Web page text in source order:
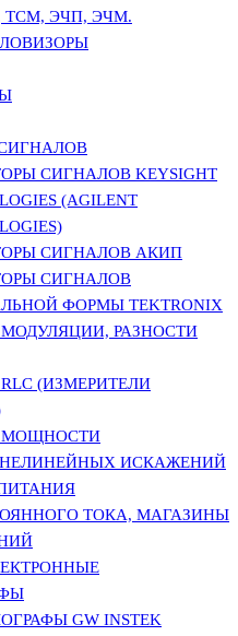
ЭЧП, ЭЧМ.
СИГНАЛОВ KEYSIGHT
(AGILENT
СИГНАЛОВ АКИП
СИГНАЛОВ
ФОРМЫ TEKTRONIX
РАЗНОСТИ
(ИЗМЕРИТЕЛИ
МОЩНОСТИ
НЕЛИНЕЙНЫХ ИСКАЖЕНИЙ
ТОКА, МАГАЗИНЫ
GW INSTEK